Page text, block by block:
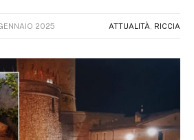
2025 ATTUALITÀ RICCIA